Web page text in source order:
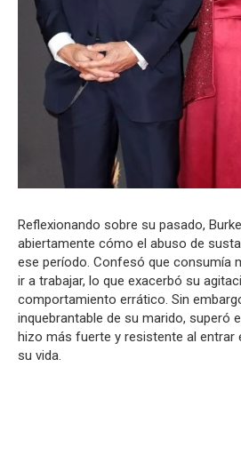
Reflexionando sobre su pasado,
abiertamente cómo el abuso de
ese período. Confesó que consumía
ir a trabajar, lo que exacerbó su
comportamiento errático. Sin
inquebrantable de su marido, superó
hizo más fuerte y resistente al entrar
su vida.